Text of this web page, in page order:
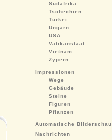
Südafrika
Tschechien
Türkei
Ungarn
USA
Vatikanstaat
Vietnam
Zypern
Impressionen
Wege
Gebäude
Steine
Figuren
Pflanzen
Automatische Bilderschau
Nachrichten